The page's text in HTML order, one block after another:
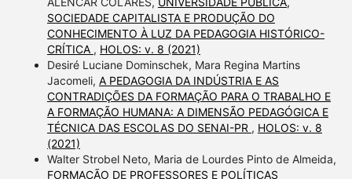
SOCIEDADE CAPITALISTA E PRODUÇÃO DO
CONHECIMENTO À LUZ DA PEDAGOGIA HISTÓRICO-
CRÍTICA , HOLOS: v. 8 (2021)
Desiré Luciane Dominschek, Mara Regina Martins
Jacomeli, A PEDAGOGIA DA INDÚSTRIA E AS
CONTRADIÇÕES DA FORMAÇÃO PARA O TRABALHO E
A FORMAÇÃO HUMANA: A DIMENSÃO PEDAGÓGICA E
TÉCNICA DAS ESCOLAS DO SENAI-PR , HOLOS: v. 8
(2021)
Walter Strobel Neto, Maria de Lourdes Pinto de Almeida,
FORMAÇÃO DE PROFESSORES E POLÍTICAS